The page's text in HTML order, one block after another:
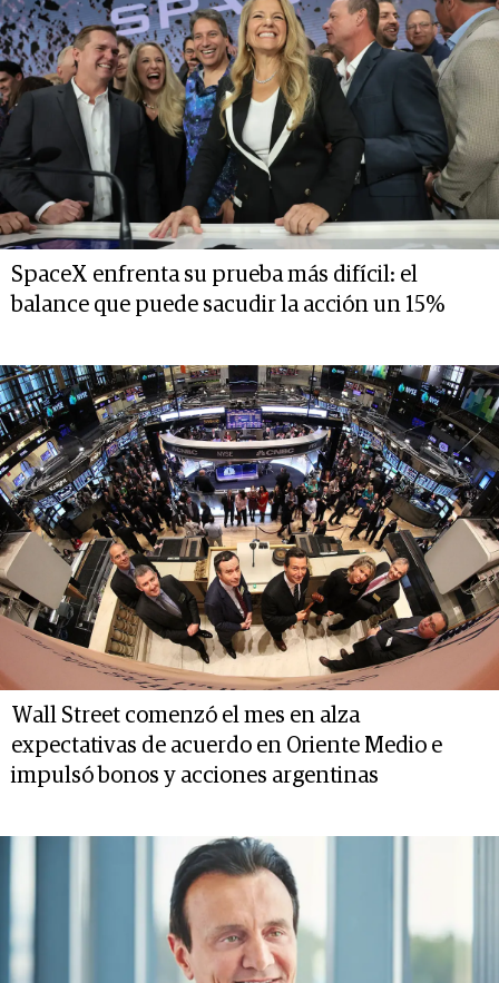
SpaceX enfrenta su prueba más difícil: el
balance que puede sacudir la acción un 15%
Wall Street comenzó el mes en alza
expectativas de acuerdo en Oriente Medio e
impulsó bonos y acciones argentinas